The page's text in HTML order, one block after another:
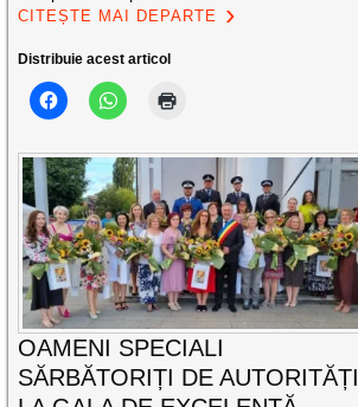
CITEȘTE MAI DEPARTE
Distribuie acest articol
OAMENI SPECIALI
SĂRBĂTORIȚI DE AUTORITĂȚI